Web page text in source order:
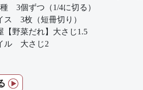
3個ずつ（1/4に切る）
ス 3枚（短冊切り）
【野菜だれ】大さじ1.5
ル 大さじ2